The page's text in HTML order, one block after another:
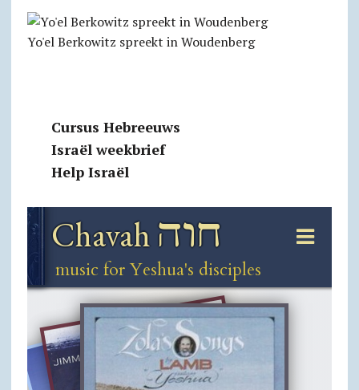
Yo'el Berkowitz spreekt in Woudenberg
Cursus Hebreeuws
Israël weekbrief
Help Israël